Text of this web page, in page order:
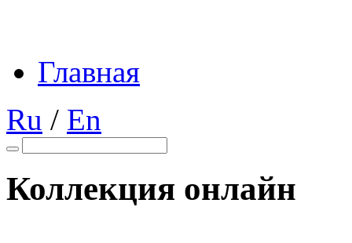
Главная
Ru / En
Коллекция онлайн